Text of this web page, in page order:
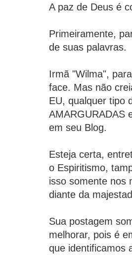
A paz de Deus é
Primeiramente,
de suas palavras.
Irmã "Wilma",
face. Mas não
EU, qualquer tipo
AMARGURADAS
em seu Blog.
Esteja certa,
o Espiritismo,
isso somente nos
diante da
Sua postagem
melhorar, pois é
que identificamos